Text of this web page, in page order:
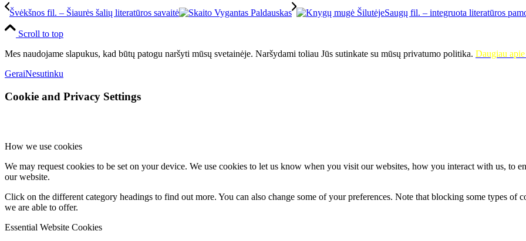
Švėkšnos fil. – Šiaurės šalių literatūros savaitė Saugų fil. – integruota literatūros
Scroll to top
Mes naudojame slapukus, kad būtų patogu naršyti mūsų svetainėje. Naršydami toliau Jūs sutinkate su mūsų privatumo politika. Daugiau
GeraiNesutinku
Cookie and Privacy Settings
How we use cookies
We may request cookies to be set on your device. We use cookies to let us know when you visit our websites, how you interact with us, to
our website.
Click on the different category headings to find out more. You can also change some of your preferences. Note that blocking some types of
we are able to offer.
Essential Website Cookies